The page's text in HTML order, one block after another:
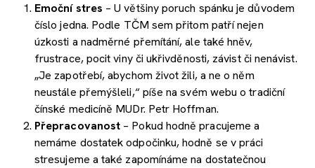
Emoční stres – U většiny poruch spánku je důvodem
číslo jedna. Podle TČM sem přitom patří nejen
úzkosti a nadměrné přemítání, ale také hněv,
frustrace, pocit viny či ukřivděnosti, závist či nenávist.
„Je zapotřebí, abychom život žili, a ne o něm
neustále přemýšleli,“ píše na svém webu o tradiční
čínské medicíně MUDr. Petr Hoffman.
Přepracovanost – Pokud hodně pracujeme a
nemáme dostatek odpočinku, hodně se v práci
stresujeme a také zapomínáme na dostatečnou